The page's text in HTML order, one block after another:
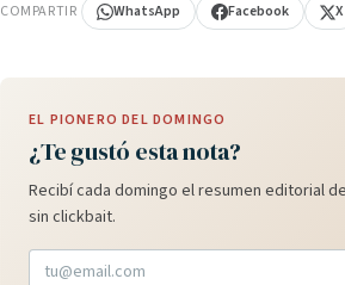
COMPARTIR WhatsApp Facebook X
EL PIONERO DEL DOMINGO
¿Te gustó esta nota?
Recibí cada domingo el resumen editorial
sin clickbait.